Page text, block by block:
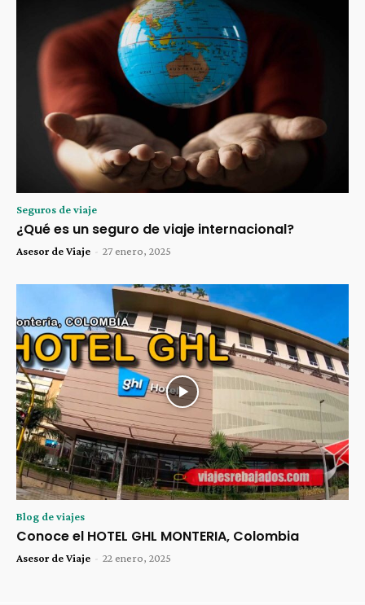
Seguros de viaje
¿Qué es un seguro de viaje internacional?
Asesor de Viaje - 27 enero, 2025
Blog de viajes
Conoce el HOTEL GHL MONTERIA, Colombia
Asesor de Viaje - 22 enero, 2025